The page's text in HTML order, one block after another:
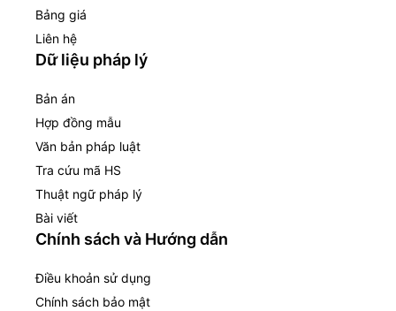
Bảng giá
Liên hệ
Dữ liệu pháp lý
Bản án
Hợp đồng mẫu
Văn bản pháp luật
Tra cứu mã HS
Thuật ngữ pháp lý
Bài viết
Chính sách và Hướng dẫn
Điều khoản sử dụng
Chính sách bảo mật